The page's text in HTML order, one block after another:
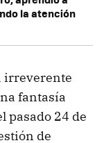
la atención
irreverente
fantasía
pasado 24 de
de